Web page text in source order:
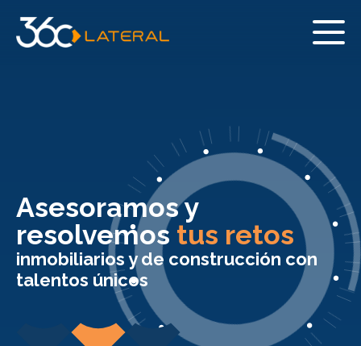
Asesoramos y
resolvemos tus retos
inmobiliarios y de construcción con
talentos únicos